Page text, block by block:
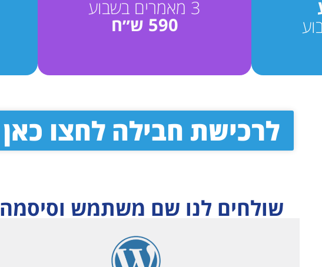
3 מאמרים בשבוע
590 ש״ח
לרכישת חבילה לחצו כאן
שולחים לנו שם משתמש וסיסמה